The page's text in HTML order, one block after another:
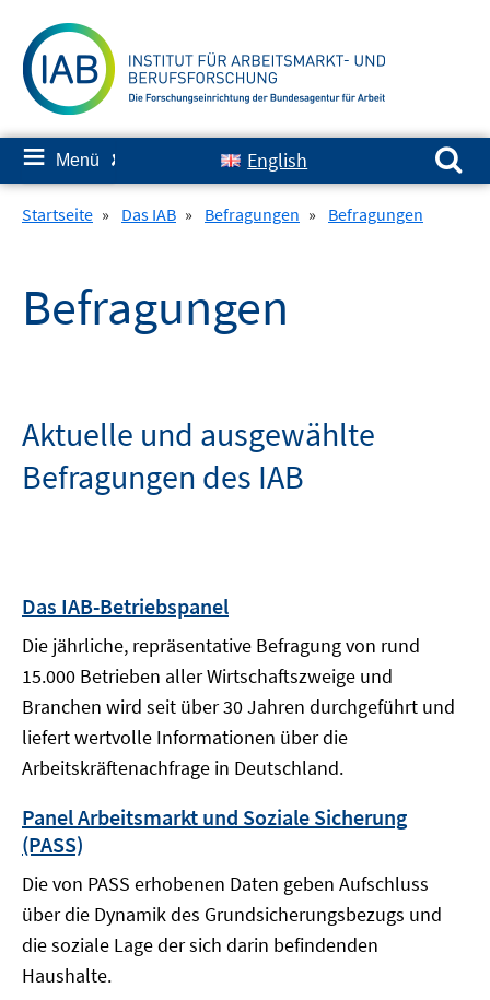
zum
Inhalt
≡ Menü ✘ English
Suchen nach:
Startseite » Das IAB » Befragungen » Befragungen
Befragungen
Aktuelle und ausgewählte
Befragungen des IAB
Das IAB-Betriebspanel
Die jährliche, repräsentative Befragung von rund
15.000 Betrieben aller Wirtschaftszweige und
Branchen wird seit über 30 Jahren durchgeführt und
liefert wertvolle Informationen über die
Arbeitskräftenachfrage in Deutschland.
Panel Arbeitsmarkt und Soziale Sicherung
(PASS)
Die von PASS erhobenen Daten geben Aufschluss
über die Dynamik des Grundsicherungsbezugs und
die soziale Lage der sich darin befindenden
Haushalte.